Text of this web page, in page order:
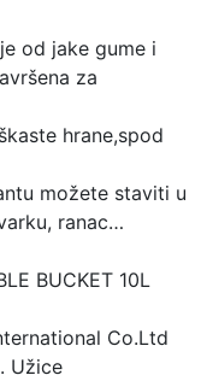
od jake gume i
za
hrane,spod
možete staviti u
ranac…
BUCKET 10L
Co.Ltd
Užice